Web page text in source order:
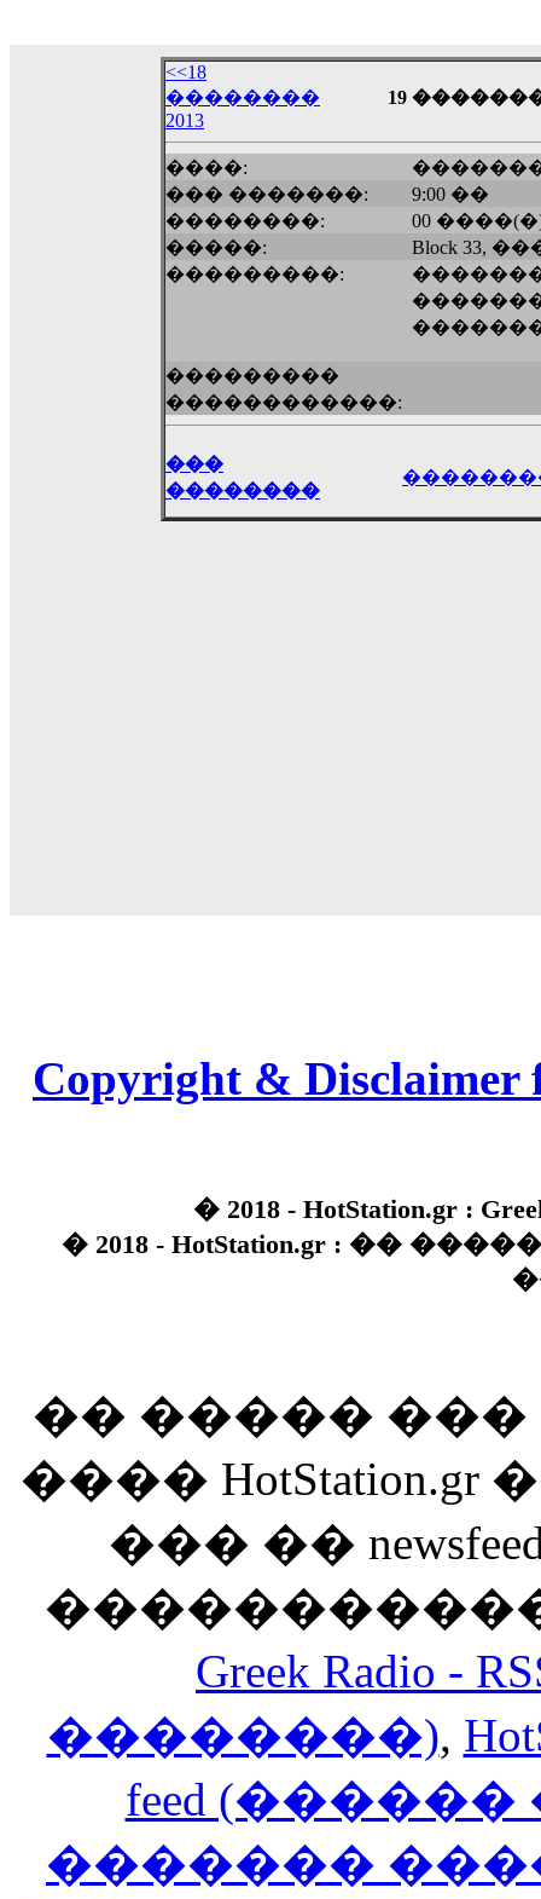
��� ��� ������ '������'...
Echo, ���� �� ������� ��
�������������� ��������!
������ �� �����.. "������" ���
��������� ����, ���������
����� ��������� ��
������! ��� ������ �� �����...
������� ���� ���� ������;
<<18
��������
2013
19
����:
��� �������:
9:00 ��
��������:
00
�����:
Block 33,
���������:
���������
������������:
���
��������
Copyright & Disclaimer
� 2018 - HotStation.gr :
� 2018 - HotStation.gr : ��
�� �����
����
��� ��
Greek Radio
��������),
feed
�������